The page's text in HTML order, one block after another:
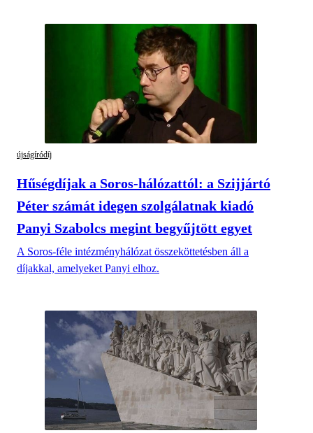
újságíródíj
Hűségdíjak a Soros-hálózattól: a Szijjártó
Péter számát idegen szolgálatnak kiadó
Panyi Szabolcs megint begyűjtött egyet
A Soros-féle intézményhálózat összeköttetésben áll a
díjakkal, amelyeket Panyi elhoz.